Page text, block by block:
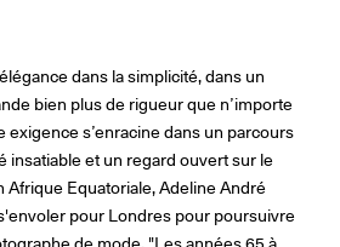
dans la simplicité, dans un
bien plus de rigueur que n’importe
s’enracine dans un parcours
insatiable et un regard ouvert sur le
Afrique Equatoriale, Adeline André
pour Londres pour poursuivre
éditions
de la Haute Couture Week